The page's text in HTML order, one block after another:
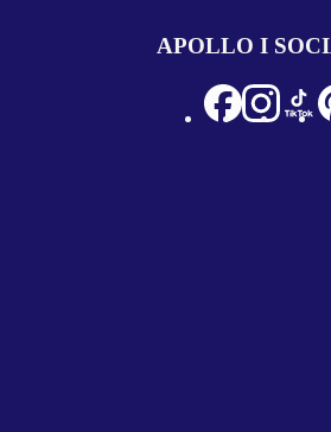
APOLLO I